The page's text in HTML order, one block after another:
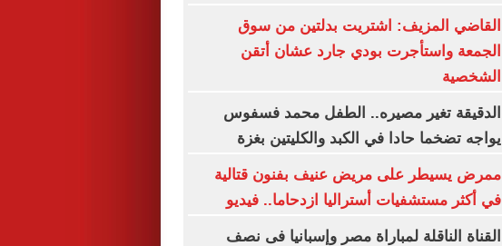
القاضي المزيف: اشتريت بدلتين من سوق
الجمعة واستأجرت بودي جارد عشان أتقن
الشخصية
الدقيقة تغير مصيره.. الطفل محمد فسفوس
يواجه تضخما حادا في الكبد والكليتين بغزة
ممرض يسيطر على مريض عنيف بفنون قتالية
في أكثر مستشفيات أستراليا ازدحاما.. فيديو
القناة الناقلة لمباراة مصر وإسبانيا فى نصف